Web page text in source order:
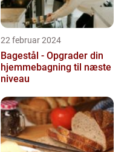
22 februar 2024
Bagestål - Opgrader din
hjemmebagning til næste
niveau